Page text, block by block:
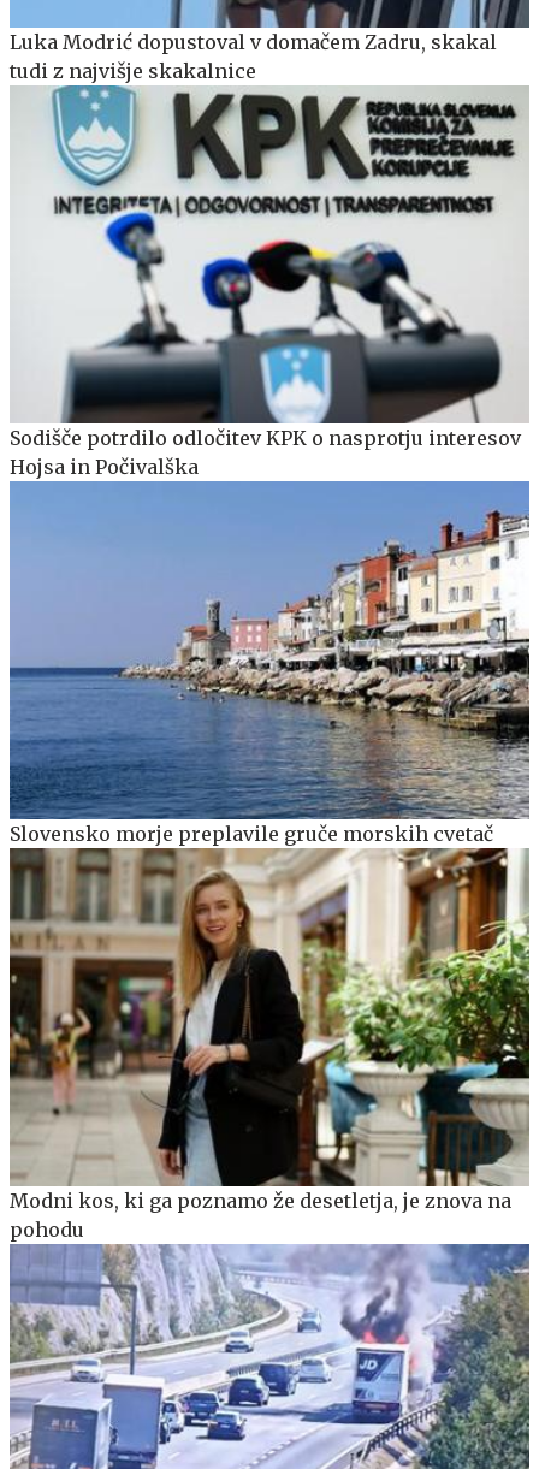
Luka Modrić dopustoval v domačem Zadru, skakal
tudi z najvišje skakalnice
Sodišče potrdilo odločitev KPK o nasprotju interesov
Hojsa in Počivalška
Slovensko morje preplavile gruče morskih cvetač
Modni kos, ki ga poznamo že desetletja, je znova na
pohodu